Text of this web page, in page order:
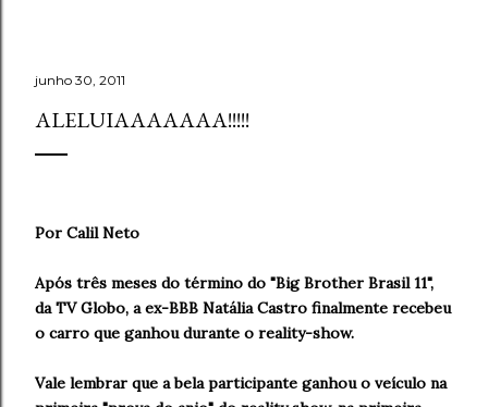
junho 30, 2011
ALELUIAAAAAAA!!!!!
Por Calil Neto
Após três meses do término do "Big Brother Brasil 11",
da TV Globo, a ex-BBB Natália Castro finalmente recebeu
o carro que ganhou durante o reality-show.
Vale lembrar que a bela participante ganhou o veículo na